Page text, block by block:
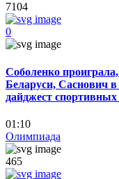
7104
0
Соболенко
Беларуси,
дайджест спортивных
01:10
Олимпиада
465